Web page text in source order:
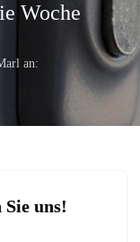
Woche
an:
uns!